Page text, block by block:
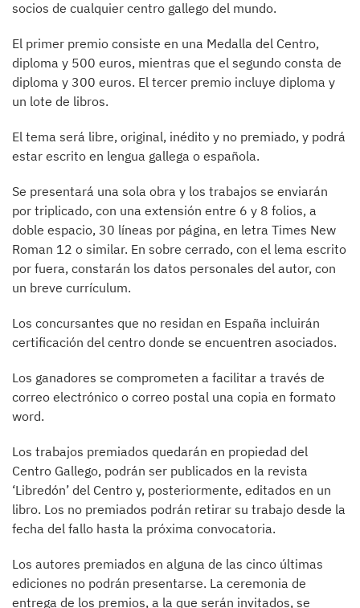
socios de cualquier centro gallego del mundo.
El primer premio consiste en una Medalla del Centro,
diploma y 500 euros, mientras que el segundo consta de
diploma y 300 euros. El tercer premio incluye diploma y
un lote de libros.
El tema será libre, original, inédito y no premiado, y podrá
estar escrito en lengua gallega o española.
Se presentará una sola obra y los trabajos se enviarán
por triplicado, con una extensión entre 6 y 8 folios, a
doble espacio, 30 líneas por página, en letra Times New
Roman 12 o similar. En sobre cerrado, con el lema escrito
por fuera, constarán los datos personales del autor, con
un breve currículum.
Los concursantes que no residan en España incluirán
certificación del centro donde se encuentren asociados.
Los ganadores se comprometen a facilitar a través de
correo electrónico o correo postal una copia en formato
word.
Los trabajos premiados quedarán en propiedad del
Centro Gallego, podrán ser publicados en la revista
‘Libredón’ del Centro y, posteriormente, editados en un
libro. Los no premiados podrán retirar su trabajo desde la
fecha del fallo hasta la próxima convocatoria.
Los autores premiados en alguna de las cinco últimas
ediciones no podrán presentarse. La ceremonia de
entrega de los premios, a la que serán invitados, se